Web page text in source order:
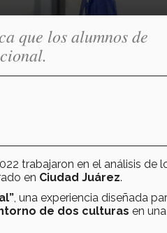
que los alumnos de
trabajaron en el análisis de
en Ciudad Juárez.
, una experiencia diseñada
de dos culturas en una